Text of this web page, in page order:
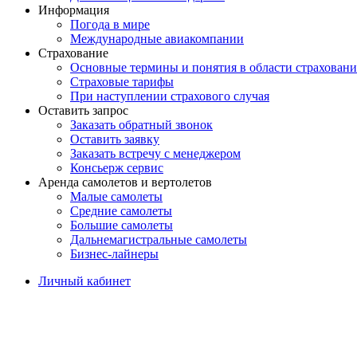
Информация
Погода в мире
Международные авиакомпании
Страхование
Основные термины и понятия в области
Страховые тарифы
При наступлении страхового случая
Оставить запрос
Заказать обратный звонок
Оставить заявку
Заказать встречу с менеджером
Консьерж сервис
Аренда самолетов и вертолетов
Малые самолеты
Средние самолеты
Большие самолеты
Дальнемагистральные самолеты
Бизнес-лайнеры
Личный кабинет